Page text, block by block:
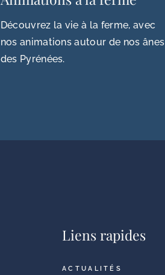
Découvrez la vie à la ferme, avec
nos animations autour de nos ânes
des Pyrénées.
Liens rapides
ACTUALITÉS